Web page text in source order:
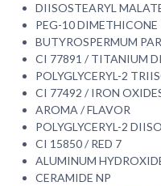
DIISOSTEARYL
PEG-10 DIMETHICONE
BUTYROSPERMUM
CI 77891 / TITANIUM
POLYGLYCERYL-2
CI 77492 / IRON
AROMA / FLAVOR
POLYGLYCERYL-2
CI 15850 / RED 7
ALUMINUM
CERAMIDE NP